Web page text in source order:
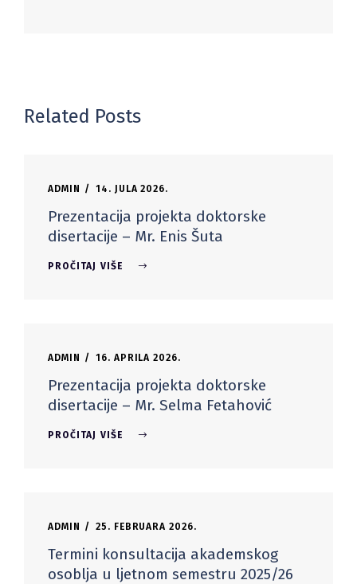
Related Posts
ADMIN 14. JULA 2026.
Prezentacija projekta doktorske
disertacije – Mr. Enis Šuta
PROČITAJ VIŠE
ADMIN 16. APRILA 2026.
Prezentacija projekta doktorske
disertacije – Mr. Selma Fetahović
PROČITAJ VIŠE
ADMIN 25. FEBRUARA 2026.
Termini konsultacija akademskog
osoblja u ljetnom semestru 2025/26